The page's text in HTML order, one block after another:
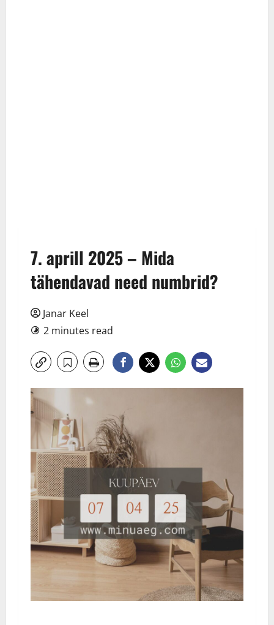
7. aprill 2025 – Mida
tähendavad need numbrid?
Janar Keel
2 minutes read